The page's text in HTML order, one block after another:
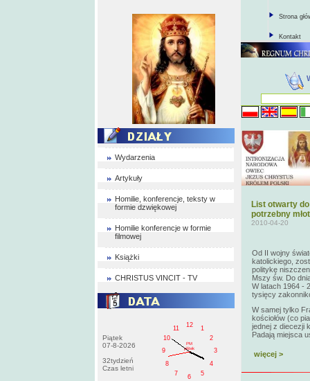
Wydarzenia
Artykuły
Homilie, konferencje, teksty w
formie dzwiękowej
Homilie konferencje w formie
filmowej
Książki
CHRISTUS VINCIT - TV
Piątek
07-8-2026
32tydzień
Czas letni
1
2
3
4
5
6
7
8
9
10
11
12
PM
pištek
Strona
Kontakt
List otwarty
potrzebny młot
2010-04-20
Od II wojny
katolickiego,
politykę
Mszy św. Do
W latach 1964 -
tysięcy
W samej tylko
kościołów (co
jednej z diecezji
Padają miejsca
więcej >